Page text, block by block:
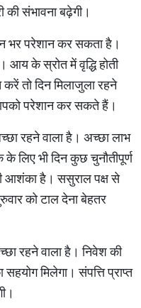
की संभावना बढ़ेगी।
भर परेशान कर सकता है।
आय के स्रोत में वृद्धि होती
तो दिन मिलाजुला रहने
परेशान कर सकते हैं।
रहने वाला है। अच्छा लाभ
लिए भी दिन कुछ चुनौतीपूर्ण
आशंका है। ससुराल पक्ष से
को टाल देना बेहतर
रहने वाला है। निवेश की
मिलेगा। संपत्ति प्राप्त